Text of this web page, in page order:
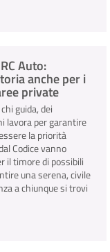
Auto:
anche per i
private
guida, dei
lavora per garantire
la priorità
Codice vanno
il timore di possibili
una serena, civile
a chiunque si trovi